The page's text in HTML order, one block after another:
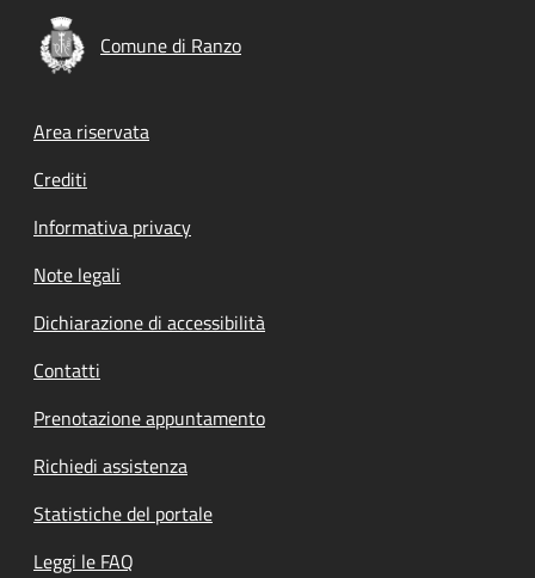
Comune di Ranzo
Footer menu
Area riservata
Crediti
Informativa privacy
Note legali
Dichiarazione di accessibilità
Contatti
Prenotazione appuntamento
Richiedi assistenza
Statistiche del portale
Leggi le FAQ